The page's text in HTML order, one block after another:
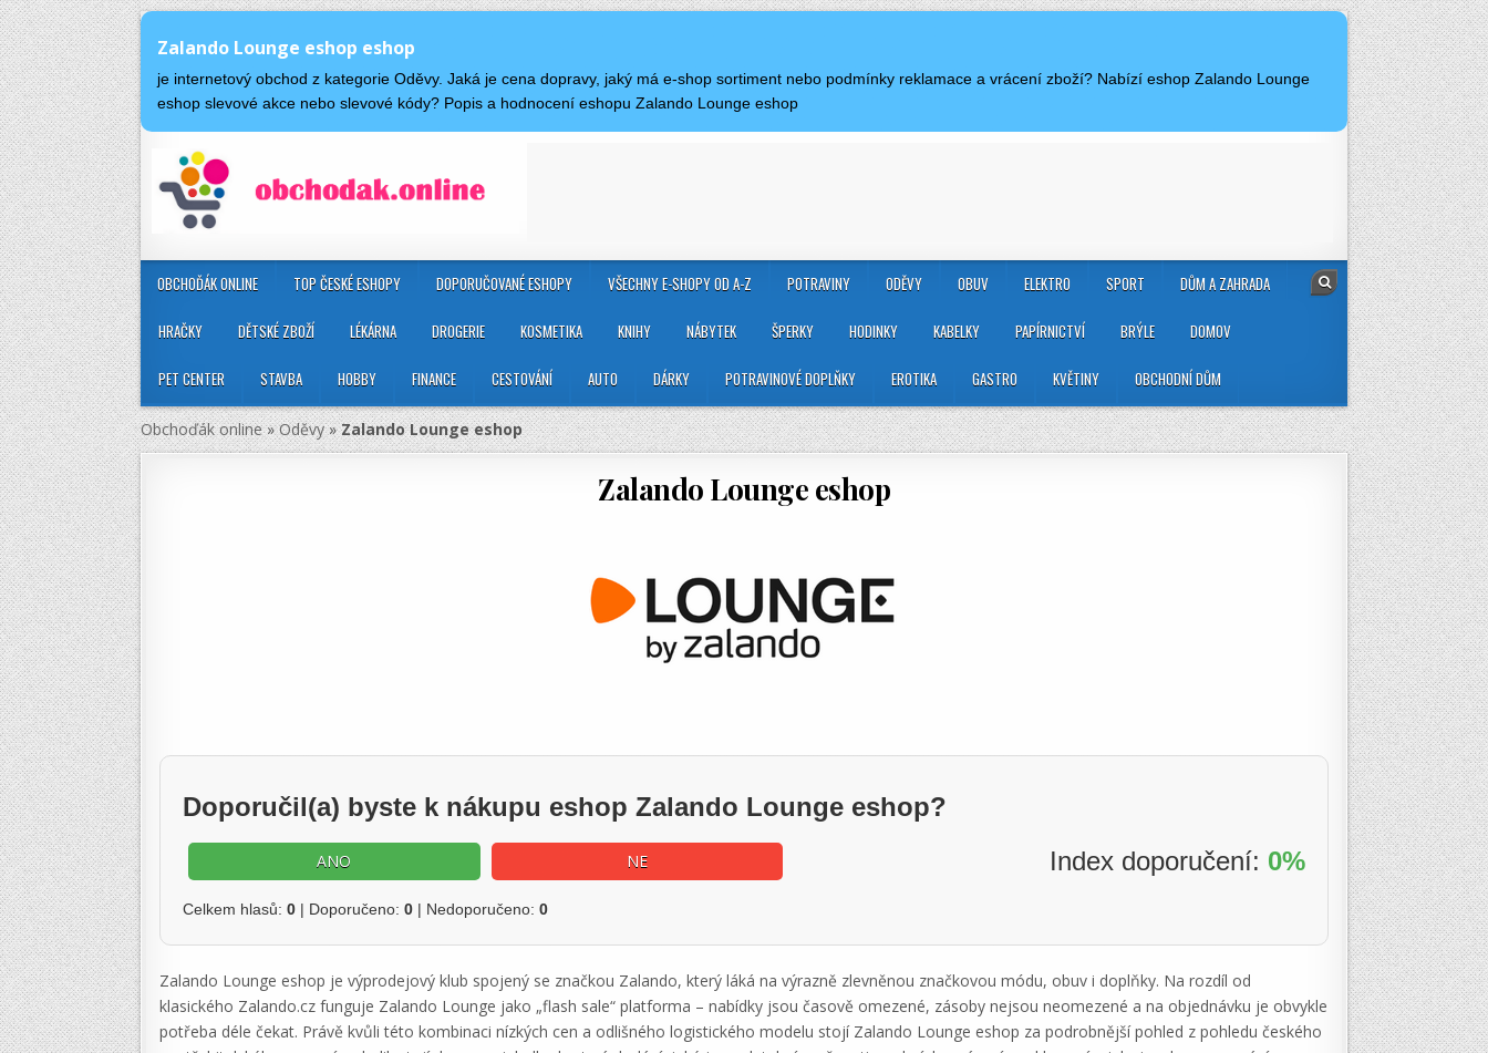
Zalando Lounge eshop eshop
je internetový obchod z kategorie Oděvy. Jaká je cena dopravy, jaký má e-shop sortiment nebo podmínky reklamace a vrácení zboží? Nabízí eshop Zalando Lounge
eshop slevové akce nebo slevové kódy? Popis a hodnocení eshopu Zalando Lounge eshop
OBCHOĎÁK ONLINE TOP ČESKÉ ESHOPY DOPORUČOVANÉ ESHOPY VŠECHNY E-SHOPY OD A-Z POTRAVINY ODĚVY OBUV ELEKTRO SPORT DŮM A ZAHRADA
HRAČKY DĚTSKÉ ZBOŽÍ LÉKÁRNA DROGERIE KOSMETIKA KNIHY NÁBYTEK ŠPERKY HODINKY KABELKY PAPÍRNICTVÍ BRÝLE DOMOV
PET CENTER STAVBA HOBBY FINANCE CESTOVÁNÍ AUTO DÁRKY POTRAVINOVÉ DOPLŇKY EROTIKA GASTRO KVĚTINY OBCHODNÍ DŮM
Obchoďák online»Oděvy»Zalando Lounge eshop
Zalando Lounge eshop
Doporučil(a) byste k nákupu eshop Zalando Lounge eshop?
ANO NE Index doporučení: 0%
Celkem hlasů: 0 | Doporučeno: 0 | Nedoporučeno: 0
Zalando Lounge eshop je výprodejový klub spojený se značkou Zalando, který láká na výrazně zlevněnou značkovou módu, obuv i doplňky. Na rozdíl od
klasického Zalando.cz funguje Zalando Lounge jako „flash sale“ platforma – nabídky jsou časově omezené, zásoby nejsou neomezené a na objednávku je obvykle
potřeba déle čekat. Právě kvůli této kombinaci nízkých cen a odlišného logistického modelu stojí Zalando Lounge eshop za podrobnější pohled z pohledu českého